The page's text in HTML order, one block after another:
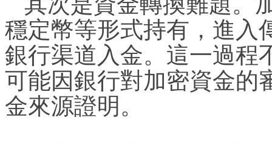
穩定幣等形式持有，進入
銀行渠道入金。這一過程
可能因銀行對加密資金的
金來源證明。